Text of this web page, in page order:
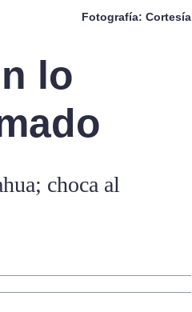
Fotografía: Cortesía
lo
choca al